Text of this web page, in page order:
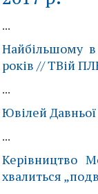
...
Найбільшому
років // ТВій
...
Ювілей Давньої
...
Керівництво
хвалиться